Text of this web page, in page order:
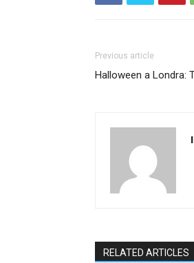
Previous article
Halloween a Londra:
RELATED ARTICLES